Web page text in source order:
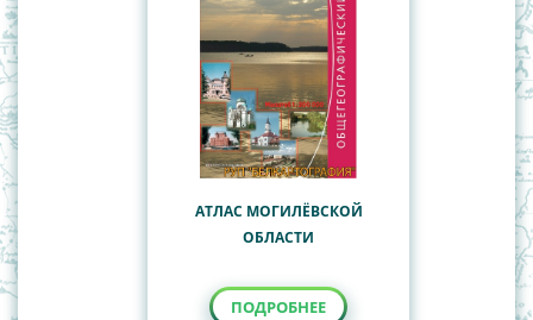
АТЛАС МОГИЛЁВСКОЙ
ОБЛАСТИ
ПОДРОБНЕЕ